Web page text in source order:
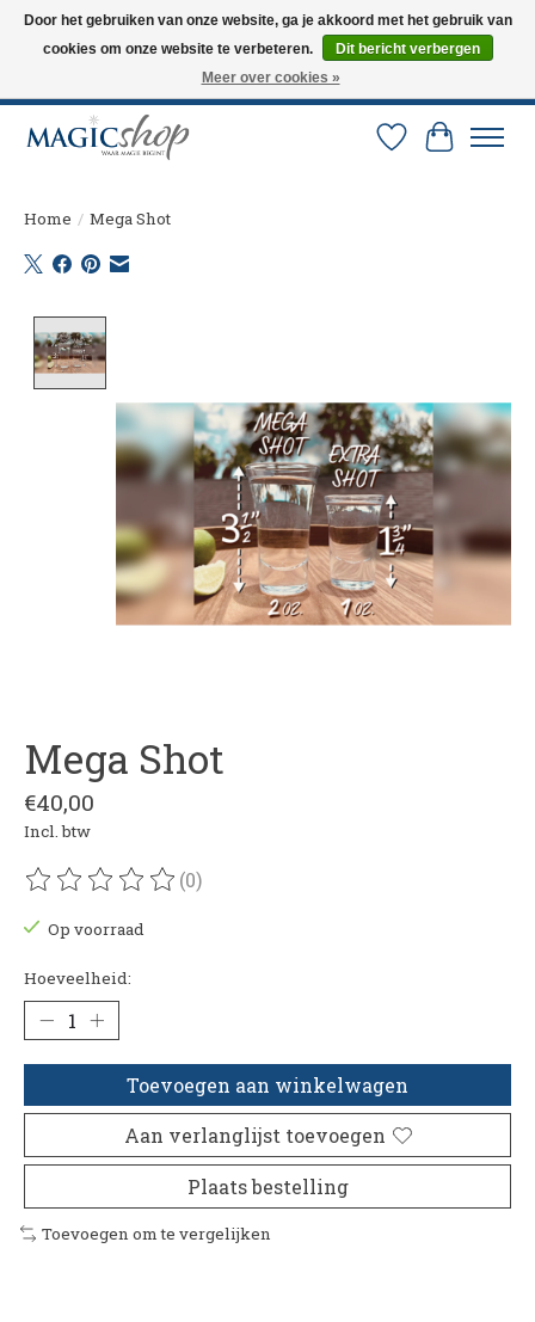
Altijd de nieuwste trucs op voorraad. Snelle verzending via PostNL en DHL.
Langskomen in onze winkel? Bel of mail om een afspraak te maken. 0251-
Verlanglijst
Home / Mega Shot
Mega Shot
€40,00
Incl. btw
De beoordeling van dit product is
(0)
Op voorraad
Hoeveelheid:
Toevoegen aan winkelwagen
Aan verlanglijst toevoegen
Plaats bestelling
Toevoegen om te vergelijken
Door het gebruiken van onze website, ga je akkoord met het gebruik van
cookies om onze website te verbeteren.
Dit bericht verbergen
Meer over cookies »